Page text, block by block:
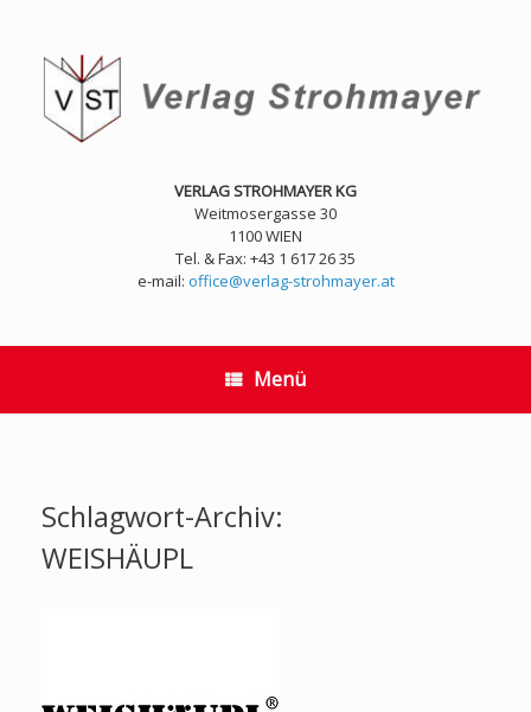
springen
VERLAG STROHMAYER KG
Weitmosergasse 30
1100 WIEN
Tel. & Fax: +43 1 617 26 35
e-mail: office@verlag-strohmayer.at
Menü
Schlagwort-Archiv:
WEISHÄUPL